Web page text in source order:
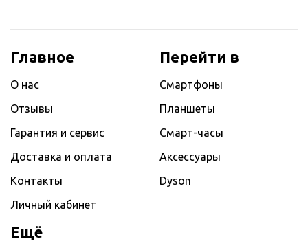
Главное
О нас
Отзывы
Гарантия и сервис
Доставка и оплата
Контакты
Личный кабинет
Перейти в
Смартфоны
Планшеты
Смарт-часы
Аксессуары
Dyson
Ещё